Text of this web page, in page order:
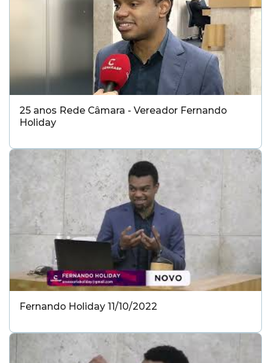
25 anos Rede Câmara - Vereador Fernando
Holiday
Fernando Holiday 11/10/2022